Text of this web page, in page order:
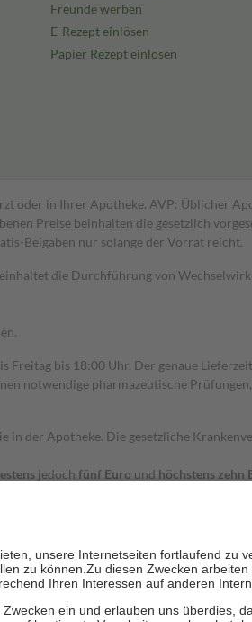
Freunde werben
E-Rezept einlösen
Papier Rezept einlösen
oder in Ihrer Apotheke. AVP: Üblicher
Preise beinhalten die gesetzlich
Beigaben nur solange der Vorrat reicht.
die Durchführung von
bis 18:00 Uhr. Der genaue
notwendige pharmazeutische
der Apotheke. Die gesetzliche
jedoch fünf Euro und höchstens zehn
der Familie zu unterstützen, fallen